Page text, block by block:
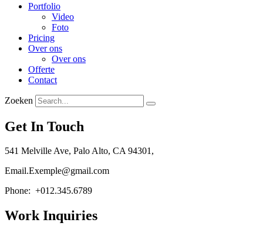
Portfolio
Video
Foto
Pricing
Over ons
Over ons
Offerte
Contact
Zoeken
Get In Touch
541 Melville Ave, Palo Alto, CA 94301,
Email.Exemple@gmail.com
Phone: +012.345.6789
Work Inquiries